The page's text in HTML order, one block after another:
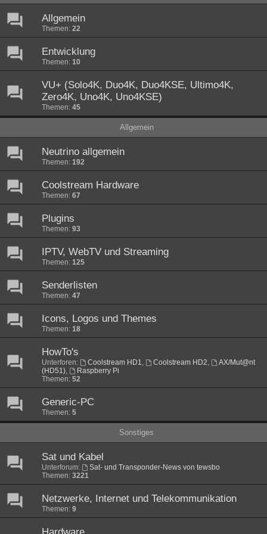
Allgemein
Themen: 22
Entwicklung
Themen: 10
VU+ (Solo4K, Duo4K, Duo4KSE, Ultimo4K,
Zero4K, Uno4K, Uno4KSE)
Themen: 45
Allgemein
Neutrino allgemein
Themen: 192
Coolstream Hardware
Themen: 67
Plugins
Themen: 93
IPTV, WebTV und Streaming
Themen: 125
Senderlisten
Themen: 47
Icons, Logos und Themes
Themen: 18
HowTo's
Unterforen: Coolstream HD1, Coolstream HD2,
AX/Mut@nt
(HD51),
Raspberry Pi
Themen: 52
Generic-PC
Themen: 5
Sonstiges
Sat und Kabel
Unterforum:
Sat- und Transponder-News von tewsbo
Themen: 3221
Netzwerke, Internet und Telekommunikation
Themen: 9